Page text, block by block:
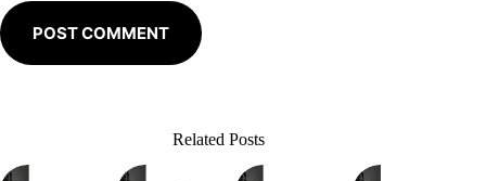
POST COMMENT
Related Posts